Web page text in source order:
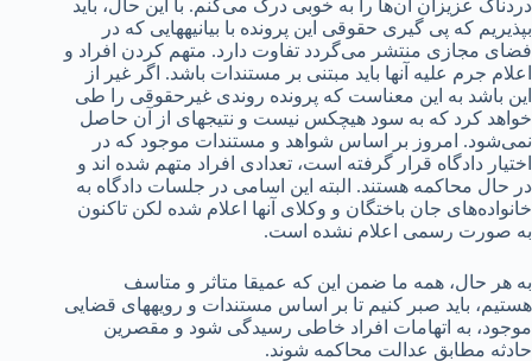
دردناک عزیزان آن‌ها را به خوبی درک می‌کنم. با این حال، باید
بپذیریم که پی گیری حقوقی این پرونده با بیانیه­هایی که در
فضای مجازی منتشر می‌گردد تفاوت دارد. متهم کردن افراد و
اعلام جرم علیه آنها باید مبتنی بر مستندات باشد. اگر غیر از
این باشد به این معناست که پرونده روندی غیرحقوقی را طی
خواهد کرد که به سود هیچکس نیست و نتیجه­ای از آن حاصل
نمی‌شود. امروز بر اساس شواهد و مستندات موجود که در
اختیار دادگاه قرار گرفته است، تعدادی افراد متهم شده اند و
در حال محاکمه هستند. البته این اسامی در جلسات دادگاه به
خانواده‌های جان باختگان و وکلای آنها اعلام شده لکن تاکنون
به صورت رسمی اعلام نشده است.
به هر حال، همه ما ضمن این که عمیقا متاثر و متاسف
هستیم، باید صبر کنیم تا بر اساس مستندات و رویه­های قضایی
موجود، به اتهامات افراد خاطی رسیدگی شود و مقصرین
حادثه مطابق عدالت محاکمه شوند.